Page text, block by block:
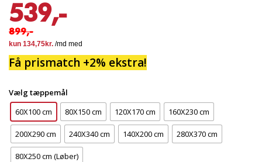
539,-
899,-
Få prismatch +2% ekstra!
Vælg tæppemål
60X100 cm
80X150 cm 120X170 cm 160X230 cm
200X290 cm 240X340 cm 140X200 cm 280X370 cm
80X250 cm (Løber)